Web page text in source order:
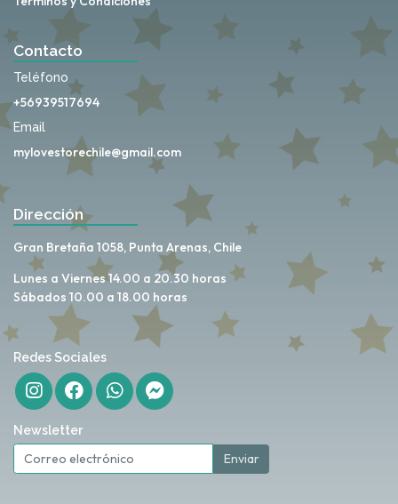
Contacto
Teléfono
+56939517694
Email
mylovestorechile@gmail.com
Dirección
Gran Bretaña 1058, Punta Arenas, Chile
Lunes a Viernes 14.00 a 20.30 horas
Sábados 10.00 a 18.00 horas
Redes Sociales
Newsletter
Enviar